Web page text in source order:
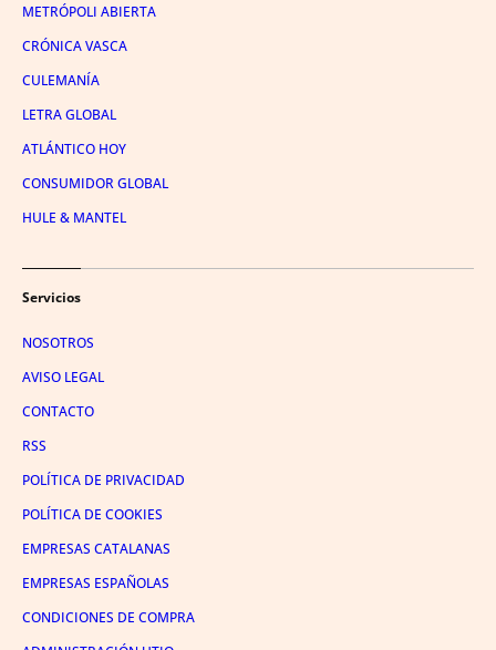
METRÓPOLI ABIERTA
CRÓNICA VASCA
CULEMANÍA
LETRA GLOBAL
ATLÁNTICO HOY
CONSUMIDOR GLOBAL
HULE & MANTEL
Servicios
NOSOTROS
AVISO LEGAL
CONTACTO
RSS
POLÍTICA DE PRIVACIDAD
POLÍTICA DE COOKIES
EMPRESAS CATALANAS
EMPRESAS ESPAÑOLAS
CONDICIONES DE COMPRA